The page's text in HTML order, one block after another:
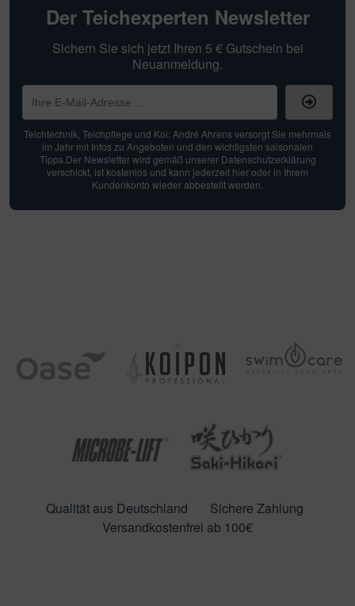
Der Teichexperten Newsletter
Sichern Sie sich jetzt Ihren 5 € Gutschein bei
Neuanmeldung.
Teichtechnik, Teichpflege und Koi: André Ahrens versorgt Sie mehrmals
im Jahr mit Infos zu Angeboten und den wichtigsten saisonalen
Tipps.Der Newsletter wird gemäß unserer Datenschutzerklärung
verschickt, ist kostenlos und kann jederzeit hier oder in Ihrem
Kundenkonto wieder abbestellt werden.
Qualität aus Deutschland
Sichere Zahlung
Versandkostenfrei ab 100€